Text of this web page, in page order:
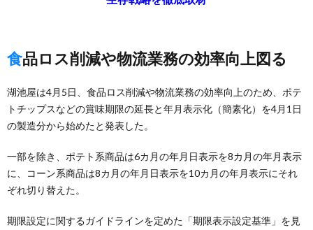
食品ロス削減や物流業務の効率向上図る
湖池屋は4月5日、食品ロス削減や物流業務の効率向上のため、ポテ
トチップスなどの賞味期限の延長と年月表示化（簡素化）を4月1日
の製造分から始めたと発表した。
一部を除き、ポテト系商品は6カ月の年月日表示を8カ月の年月表示
に、コーン系商品は8カ月の年月日表示を10カ月の年月表示にそれ
ぞれ切り替えた。
期限設定に関するガイドラインを定めた「期限表示設定基準」を見